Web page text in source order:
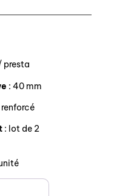
presta
: 40 mm
: lot de 2